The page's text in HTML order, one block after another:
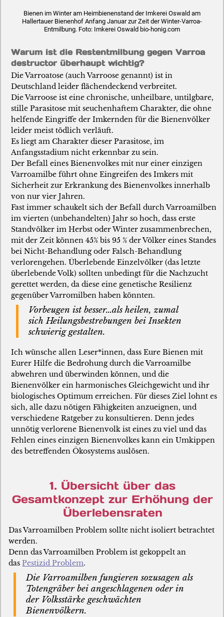
Bienen im Winter am Heimbienenstand der Imkerei Oswald am
Hallertauer Bienenhof Anfang Januar zur Zeit der Winter-Varroa-
Entmilbung. Foto: Imkerei Oswald bio-honig.com
Warum ist die Restentmilbung gegen Varroa
destructor überhaupt wichtig?
Die Varroatose (auch Varroose genannt) ist in
Deutschland leider flächendeckend verbreitet.
Die Varroose ist eine chronische, unheilbare, untilgbare,
stille Parasitose mit seuchenhaftem Charakter, die ohne
helfende Eingriffe der Imkernden für die Bienenvölker
leider meist tödlich verläuft.
Es liegt am Charakter dieser Parasitose, im
Anfangsstadium nicht erkennbar zu sein.
Der Befall eines Bienenvolkes mit nur einer einzigen
Varroamilbe führt ohne Eingreifen des Imkers mit
Sicherheit zur Erkrankung des Bienenvolkes innerhalb
von nur vier Jahren.
Fast immer schaukelt sich der Befall durch Varroamilben
im vierten (unbehandelten) Jahr so hoch, dass erste
Standvölker im Herbst oder Winter zusammenbrechen,
mit der Zeit können 45% bis 95 % der Völker eines Standes
bei Nicht-Behandlung oder Falsch-Behandlung
verlorengehen. Überlebende Einzelvölker (das letzte
überlebende Volk) sollten unbedingt für die Nachzucht
gerettet werden, da diese eine genetische Resilienz
gegenüber Varromilben haben könnten.
Vorbeugen ist besser…als heilen, zumal
sich Heilungsbestrebungen bei Insekten
schwierig gestalten.
Ich wünsche allen Leser*innen, dass Eure Bienen mit
Eurer Hilfe die Bedrohung durch die Varroamilbe
abwehren und überwinden können, und die
Bienenvölker ein harmonisches Gleichgewicht und ihr
biologisches Optimum erreichen. Für dieses Ziel lohnt es
sich, alle dazu nötigen Fähigkeiten anzueignen, und
verschiedene Ratgeber zu konsultieren. Denn jedes
unnötig verlorene Bienenvolk ist eines zu viel und das
Fehlen eines einzigen Bienenvolkes kann ein Umkippen
des betreffenden Ökosystems auslösen.
1. Übersicht über das
Gesamtkonzept zur Erhöhung der
Überlebensraten
Das Varroamilben Problem sollte nicht isoliert betrachtet
werden.
Denn das Varroamilben Problem ist gekoppelt an
dasPestizid Problem.
Die Varroamilben fungieren sozusagen als
Totengräber bei angeschlagenen oder in
der Volksstärke geschwächten
Bienenvölkern.